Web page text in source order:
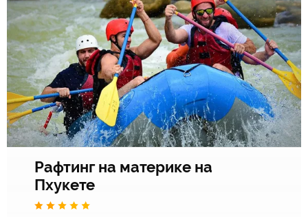
Рафтинг на материке на
Пхукете